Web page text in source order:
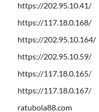
https://202.95.10.41/
https://117.18.0.168/
https://202.95.10.164/
https://202.95.10.59/
https://117.18.0.165/
https://117.18.0.167/
ratubola88.com